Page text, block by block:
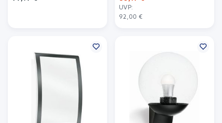
UVP:
92,00 €